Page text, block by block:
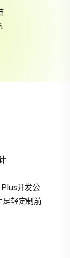
开发公
是轻定制前